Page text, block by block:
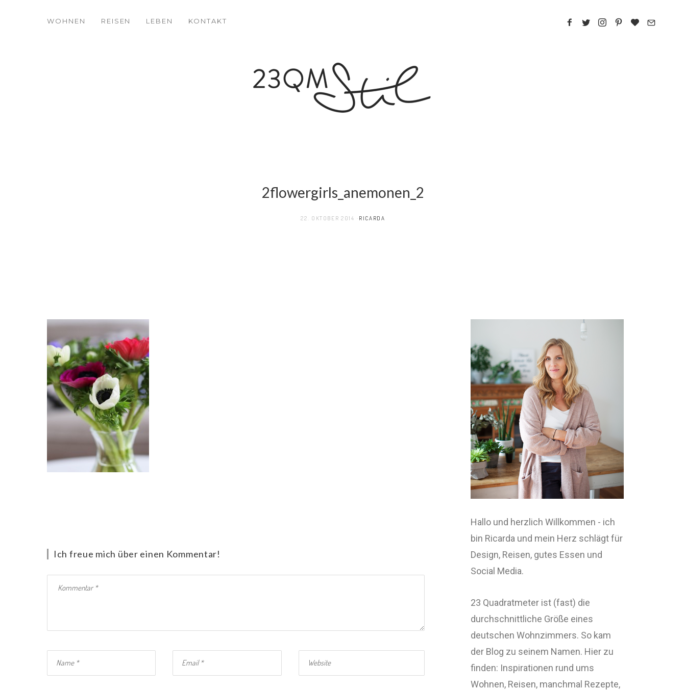
WOHNEN REISEN LEBEN KONTAKT
2flowergirls_anemonen_2
22. OKTOBER 2014 RICARDA
Ich freue mich über einen Kommentar!
Hallo und herzlich Willkommen - ich
bin Ricarda und mein Herz schlägt für
Design, Reisen, gutes Essen und
Social Media.
23 Quadratmeter ist (fast) die
durchschnittliche Größe eines
deutschen Wohnzimmers. So kam
der Blog zu seinem Namen. Hier zu
finden: Inspirationen rund ums
Wohnen, Reisen, manchmal Rezepte,